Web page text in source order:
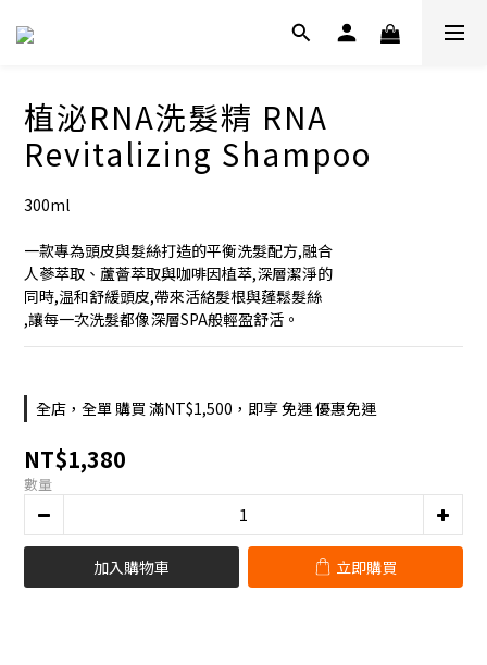
植泌RNA洗髮精 RNA
Revitalizing Shampoo
300ml
一款專為頭皮與髮絲打造的平衡洗髮配方,融合
人蔘萃取、蘆薈萃取與咖啡因植萃,深層潔淨的
同時,温和舒緩頭皮,帶來活絡髮根與蓬鬆髮絲
,讓每一次洗髮都像深層SPA般輕盈舒活。
全店，全單 購買 滿NT$1,500，即享 免運 優惠免運
NT$1,380
數量
加入購物車 立即購買